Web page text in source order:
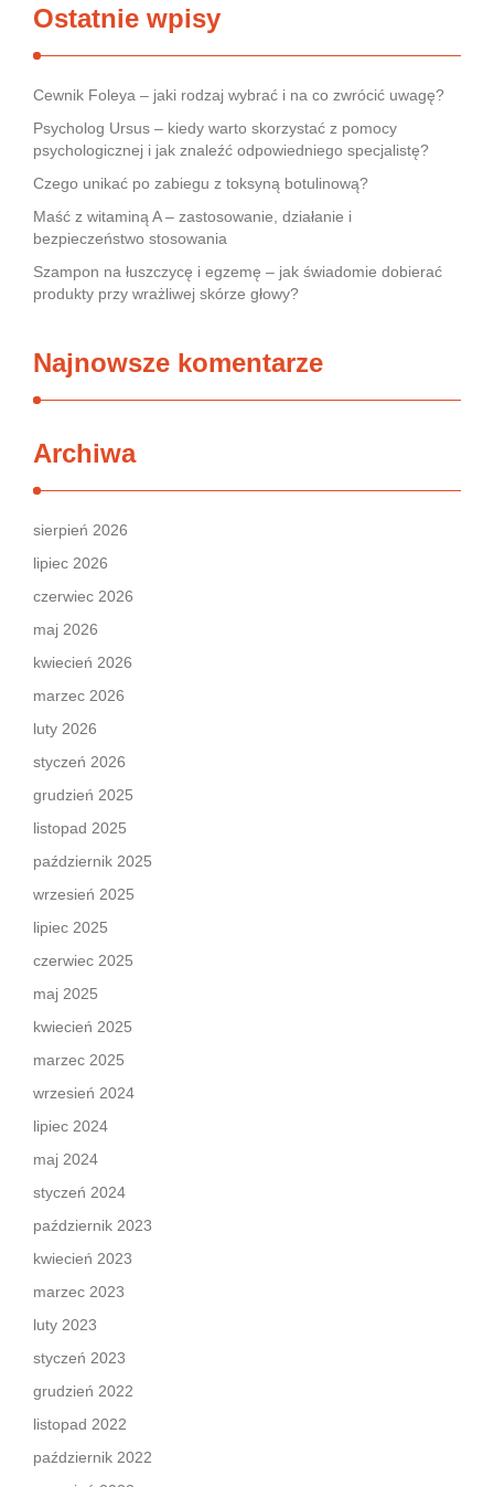
Ostatnie wpisy
Cewnik Foleya – jaki rodzaj wybrać i na co zwrócić uwagę?
Psycholog Ursus – kiedy warto skorzystać z pomocy
psychologicznej i jak znaleźć odpowiedniego specjalistę?
Czego unikać po zabiegu z toksyną botulinową?
Maść z witaminą A – zastosowanie, działanie i
bezpieczeństwo stosowania
Szampon na łuszczycę i egzemę – jak świadomie dobierać
produkty przy wrażliwej skórze głowy?
Najnowsze komentarze
Archiwa
sierpień 2026
lipiec 2026
czerwiec 2026
maj 2026
kwiecień 2026
marzec 2026
luty 2026
styczeń 2026
grudzień 2025
listopad 2025
październik 2025
wrzesień 2025
lipiec 2025
czerwiec 2025
maj 2025
kwiecień 2025
marzec 2025
wrzesień 2024
lipiec 2024
maj 2024
styczeń 2024
październik 2023
kwiecień 2023
marzec 2023
luty 2023
styczeń 2023
grudzień 2022
listopad 2022
październik 2022